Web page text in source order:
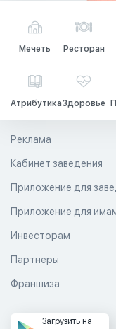
Мечеть Ресторан
АтрибутикаЗдоровье
Реклама
Кабинет заведения
Приложение для
Приложение для
Инвесторам
Партнеры
Франшиза
Загрузить на